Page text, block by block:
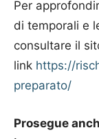
Per
di temporali e
consultare il
link https://
preparato/
Prosegue